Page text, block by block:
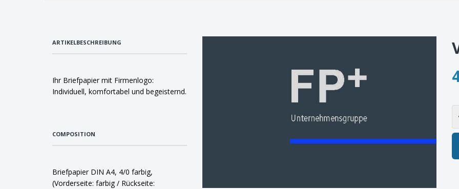
ARTIKELBESCHREIBUNG
Ihr Briefpapier mit Firmenlogo:
Individuell, komfortabel und begeisternd.
COMPOSITION
Briefpapier DIN A4, 4/0 farbig,
(Vorderseite: farbig / Rückseite: